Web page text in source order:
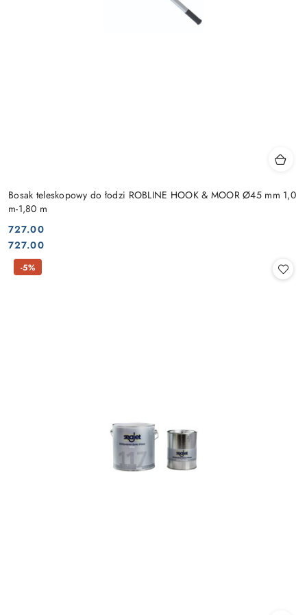
Bosak teleskopowy do łodzi ROBLINE HOOK & MOOR Ø45 mm 1,0
m-1,80 m
Cena:
727.00
Cena:
727.00
-5%